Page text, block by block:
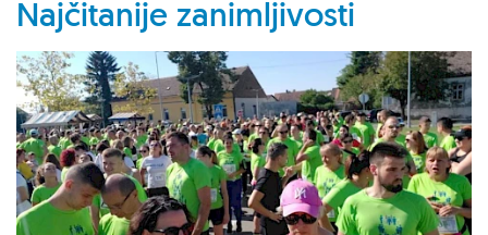
Najčitanije zanimljivosti